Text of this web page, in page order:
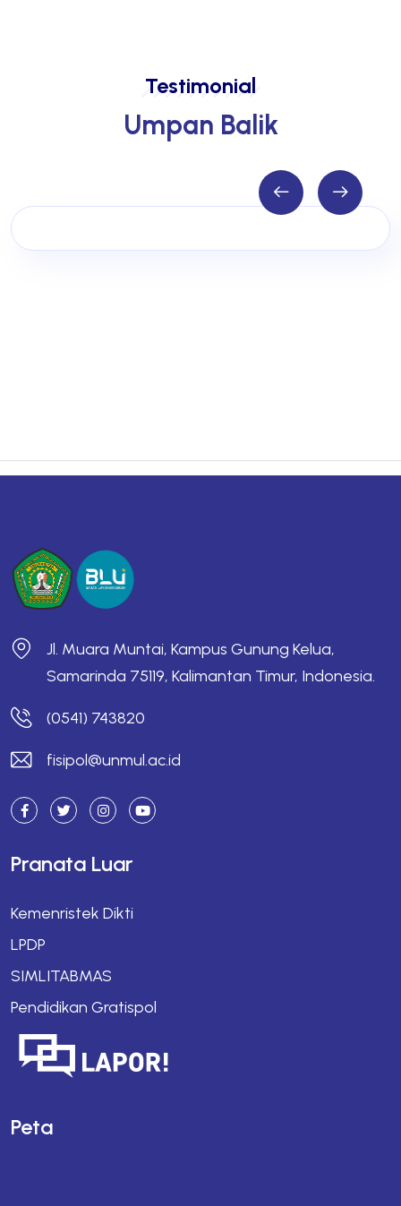
Testimonial
Umpan Balik
Jl. Muara Muntai, Kampus Gunung Kelua,
Samarinda 75119, Kalimantan Timur, Indonesia.
(0541) 743820
fisipol@unmul.ac.id
Pranata Luar
Kemenristek Dikti
LPDP
SIMLITABMAS
Pendidikan Gratispol
Peta